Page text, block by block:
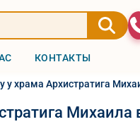
КОНТАКТЫ
храма Архистратига
Михаила